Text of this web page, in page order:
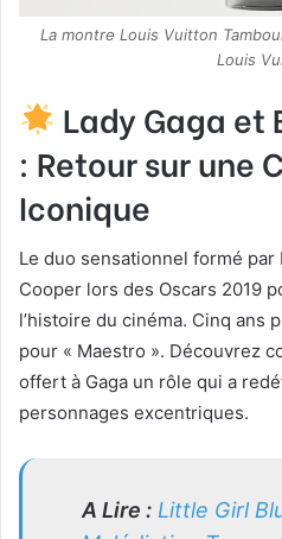
La montre Louis Vuitton
Louis
Lady Gaga et
: Retour sur une
Iconique
Le duo sensationnel formé par
Cooper lors des Oscars 2019
l’histoire du cinéma. Cinq ans
pour « Maestro ». Découvrez
offert à Gaga un rôle qui a
personnages excentriques.
A Lire : Little Girl